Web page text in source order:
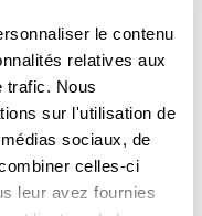
le contenu
relatives aux
trafic. Nous
sur l'utilisation de
sociaux, de
celles-ci
leur avez fournies